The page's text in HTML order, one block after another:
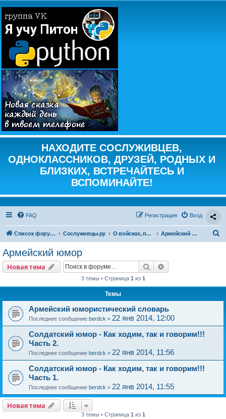
НАХОДИТЕ СОСЛУЖИВЦЕВ,
ОДНОКЛАССНИКОВ, ДРУЗЕЙ, РОДНЫХ И
БЛИЗКИХ, ВСТРЕЧАЙТЕСЬ И
ВСПОМИНАЙТЕ!
FAQ Вход
Регистрация
Список форумов Сослуживцы.ру О войсках, полках, частях... Армейский юмор
Армейский юмор
Новая тема Поиск
3 темы • Страница 1 из 1
Темы
Армейский юмористический словарь
Последнее сообщение berdck « 22 янв 2014, 12:00
Солдатский юмор - Как ходим, так и говорим!!!
Часть 2.
Последнее сообщение berdck « 22 янв 2014, 11:56
Солдатский юмор - Как ходим, так и говорим!!!
Часть 1.
Последнее сообщение berdck « 22 янв 2014, 11:55
Новая тема
3 темы • Страница 1 из 1